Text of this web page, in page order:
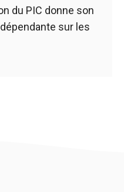
du PIC donne son
sur les